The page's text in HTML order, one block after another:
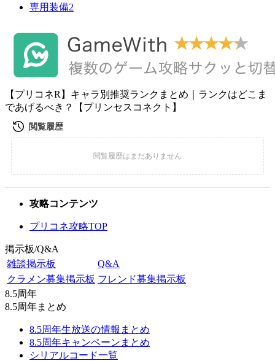
専用装備2
【プリコネR】キャラ別推奨ランクまとめ｜ランクはどこま
であげるべき？【プリンセスコネクト】
攻略コンテンツ
プリコネ攻略TOP
掲示板/Q&A
雑談掲示板
Q&A
クラメン募集掲示板 フレンド募集掲示板
8.5周年
8.5周年まとめ
8.5周年生放送の情報まとめ
8.5周年キャンペーンまとめ
シリアルコード一覧